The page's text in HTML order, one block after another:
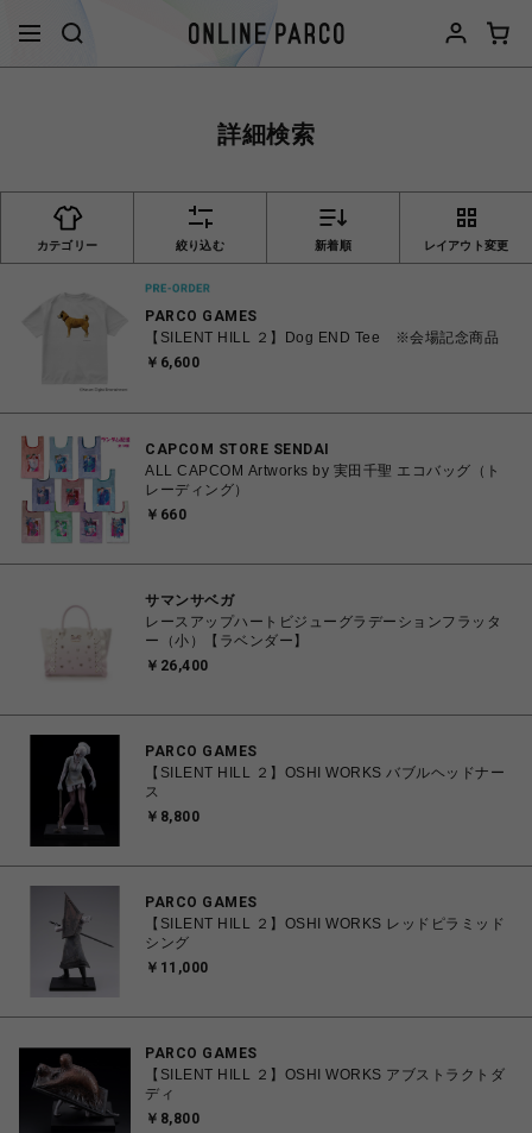
詳細検索
カテゴリー 絞り込む 新着順 レイアウト変更
PARCO GAMES
【SILENT HILL ２】Dog END Tee ※会場記念商品
￥6,600
CAPCOM STORE SENDAI
ALL CAPCOM Artworks by 実田千聖 エコバッグ（ト
レーディング）
￥660
サマンサベガ
レースアップハートビジューグラデーションフラッタ
ー（小）【ラベンダー】
￥26,400
PARCO GAMES
【SILENT HILL ２】OSHI WORKS バブルヘッドナー
ス
￥8,800
PARCO GAMES
【SILENT HILL ２】OSHI WORKS レッドピラミッド
シング
￥11,000
PARCO GAMES
【SILENT HILL ２】OSHI WORKS アブストラクトダ
ディ
￥8,800